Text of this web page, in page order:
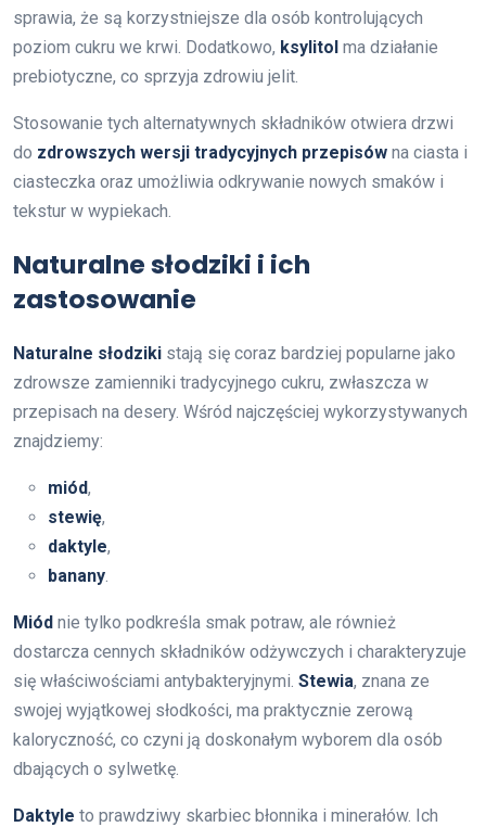
sprawia, że są korzystniejsze dla osób kontrolujących
poziom cukru we krwi. Dodatkowo, ksylitol ma działanie
prebiotyczne, co sprzyja zdrowiu jelit.
Stosowanie tych alternatywnych składników otwiera drzwi
do zdrowszych wersji tradycyjnych przepisów na ciasta i
ciasteczka oraz umożliwia odkrywanie nowych smaków i
tekstur w wypiekach.
Naturalne słodziki i ich
zastosowanie
Naturalne słodziki stają się coraz bardziej popularne jako
zdrowsze zamienniki tradycyjnego cukru, zwłaszcza w
przepisach na desery. Wśród najczęściej wykorzystywanych
znajdziemy:
miód,
stewię,
daktyle,
banany
Miód nie tylko podkreśla smak potraw, ale również
dostarcza cennych składników odżywczych i charakteryzuje
się właściwościami antybakteryjnymi. Stewia, znana ze
swojej wyjątkowej słodkości, ma praktycznie zerową
kaloryczność, co czyni ją doskonałym wyborem dla osób
dbających o sylwetkę.
Daktyle to prawdziwy skarbiec błonnika i minerałów. Ich